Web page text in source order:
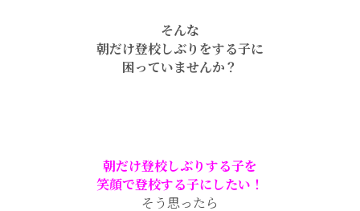
そんな
朝だけ登校しぶりをする子に
困っていませんか？
朝だけ登校しぶりする子を
笑顔で登校する子にしたい！
そう思ったら